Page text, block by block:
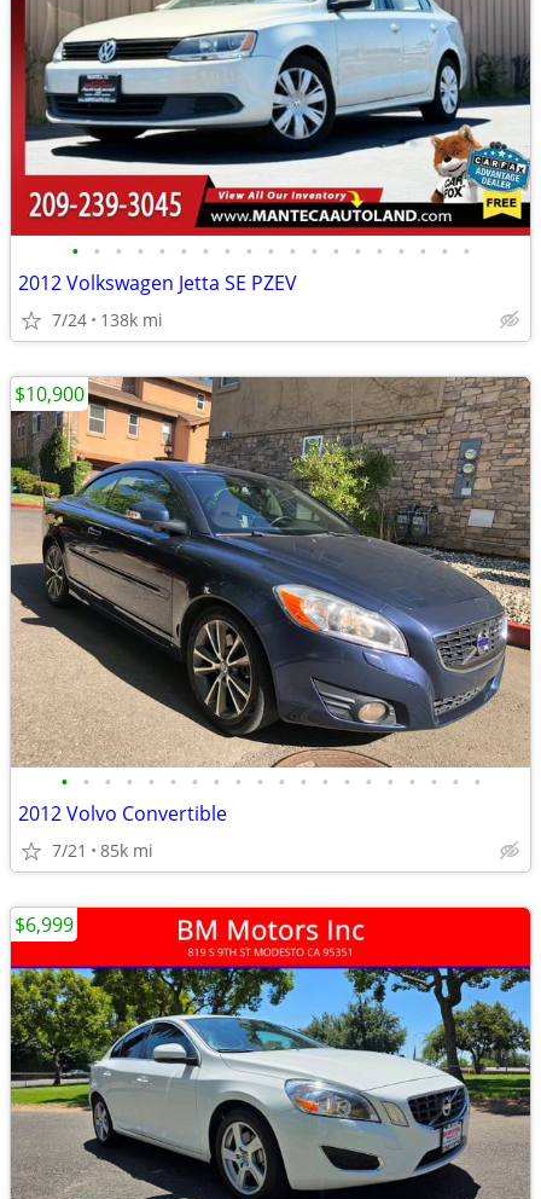
• • • • • • • • • • • • • • • • • • •
2012 Volkswagen Jetta SE PZEV
7/24 138k mi
• • • • • • • • • • • • • • • • • • • •
2012 Volvo Convertible
7/21 85k mi
$10,900
$6,999